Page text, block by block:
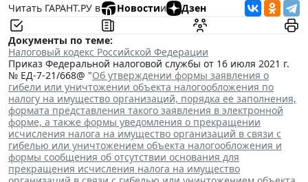
Читать ГАРАНТ.РУ в
Новостии Дзен
Документы по теме:
Налоговый кодекс Российской Федерации
Приказ Федеральной налоговой службы от 16 июля 2021 г.
№ ЕД-7-21/668@ "Об утверждении формы заявления о
гибели или уничтожении объекта налогообложения по
налогу на имущество организаций, порядка ее заполнения,
формата представления такого заявления в электронной
форме, а также формы уведомления о прекращении
исчисления налога на имущество организаций в связи с
гибелью или уничтожением объекта налогообложения и
формы сообщения об отсутствии основания для
прекращения исчисления налога на имущество